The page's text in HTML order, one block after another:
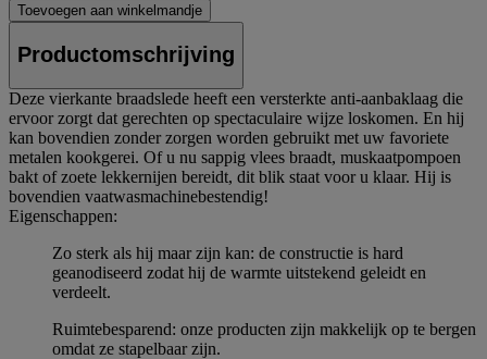
Toevoegen aan winkelmandje
Productomschrijving
Deze vierkante braadslede heeft een versterkte anti-aanbaklaag die
ervoor zorgt dat gerechten op spectaculaire wijze loskomen. En hij
kan bovendien zonder zorgen worden gebruikt met uw favoriete
metalen kookgerei. Of u nu sappig vlees braadt, muskaatpompoen
bakt of zoete lekkernijen bereidt, dit blik staat voor u klaar. Hij is
bovendien vaatwasmachinebestendig!
Eigenschappen:
Zo sterk als hij maar zijn kan: de constructie is hard
geanodiseerd zodat hij de warmte uitstekend geleidt en
verdeelt.
Ruimtebesparend: onze producten zijn makkelijk op te bergen
omdat ze stapelbaar zijn.